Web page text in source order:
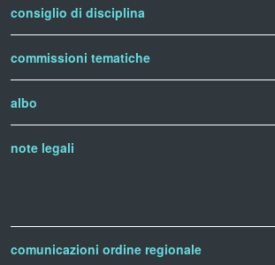
consiglio di disciplina
commissioni tematiche
albo
note legali
comunicazioni ordine regionale